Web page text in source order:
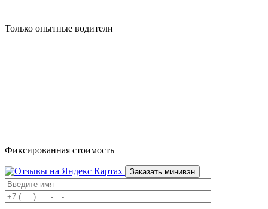
Только опытные водители
Фиксированная стоимость
Заказать минивэн